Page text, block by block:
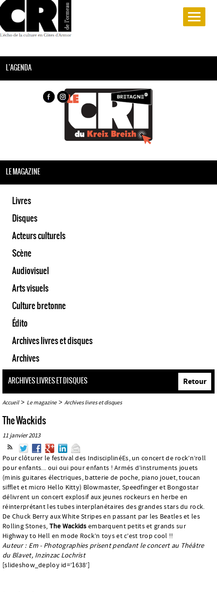
L'AGENDA
LE MAGAZINE
Livres
Disques
Acteurs culturels
Scène
Audiovisuel
Arts visuels
Culture bretonne
Édito
Archives livres et disques
Archives
ARCHIVES LIVRES ET DISQUES
Accueil> Le magazine> Archives livres et disques
Retour
The Wackids
11 janvier 2013
Pour clôturer le festival des IndisciplinéEs, un concert de rock’n’roll
pour enfants... oui oui pour enfants ! Armés d’instruments jouets
(minis guitares électriques, batterie de poche, piano jouet, toucan
sifflet et micro Hello Kitty) Blowmaster, Speedfinger et Bongostar
délivrent un concert explosif aux jeunes rockeurs en herbe en
réinterprétant les tubes interplanétaires des grandes stars du rock.
De Chuck Berry aux White Stripes en passant par les Beatles et les
Rolling Stones, The Wackids embarquent petits et grands sur
Highway to Hell en mode Rock’n toys et c’est trop cool !!
Auteur : Em - Photographies prisent pendant le concert au Théâtre
du Blavet, Inzinzac Lochrist
[slideshow_deploy id=’1638’]